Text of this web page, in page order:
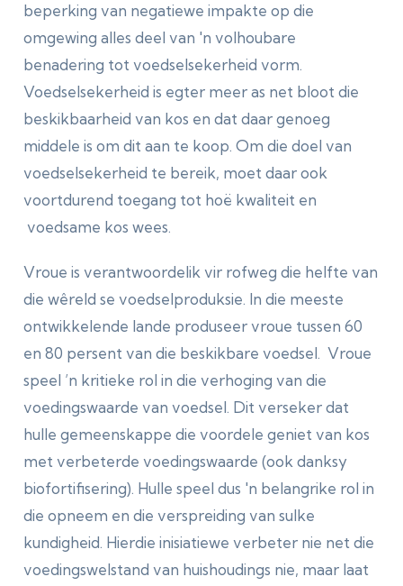
beperking van negatiewe impakte op die
omgewing alles deel van 'n volhoubare
benadering tot voedselsekerheid vorm.
Voedselsekerheid is egter meer as net bloot die
beskikbaarheid van kos en dat daar genoeg
middele is om dit aan te koop. Om die doel van
voedselsekerheid te bereik, moet daar ook
voortdurend toegang tot hoë kwaliteit en
voedsame kos wees.
Vroue is verantwoordelik vir rofweg die helfte van
die wêreld se voedselproduksie. In die meeste
ontwikkelende lande produseer vroue tussen 60
en 80 persent van die beskikbare voedsel. Vroue
speel ’n kritieke rol in die verhoging van die
voedingswaarde van voedsel. Dit verseker dat
hulle gemeenskappe die voordele geniet van kos
met verbeterde voedingswaarde (ook danksy
biofortifisering). Hulle speel dus 'n belangrike rol in
die opneem en die verspreiding van sulke
kundigheid. Hierdie inisiatiewe verbeter nie net die
voedingswelstand van huishoudings nie, maar laat